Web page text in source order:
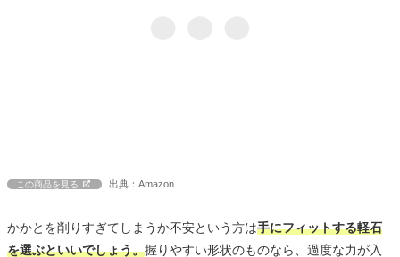
この商品を見る 出典：Amazon
かかとを削りすぎてしまうか不安という方は手にフィットする軽石
を選ぶといいでしょう。握りやすい形状のものなら、過度な力が入